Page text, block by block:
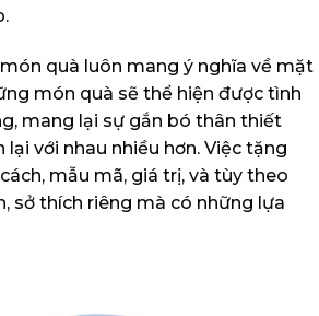
quà luôn mang ý nghĩa về mặt
món quà sẽ thể hiện được tình
mang lại sự gắn bó thân thiết
lại với nhau nhiều hơn. Việc tặng
mẫu mã, giá trị, và tùy theo
sở thích riêng mà có những lựa